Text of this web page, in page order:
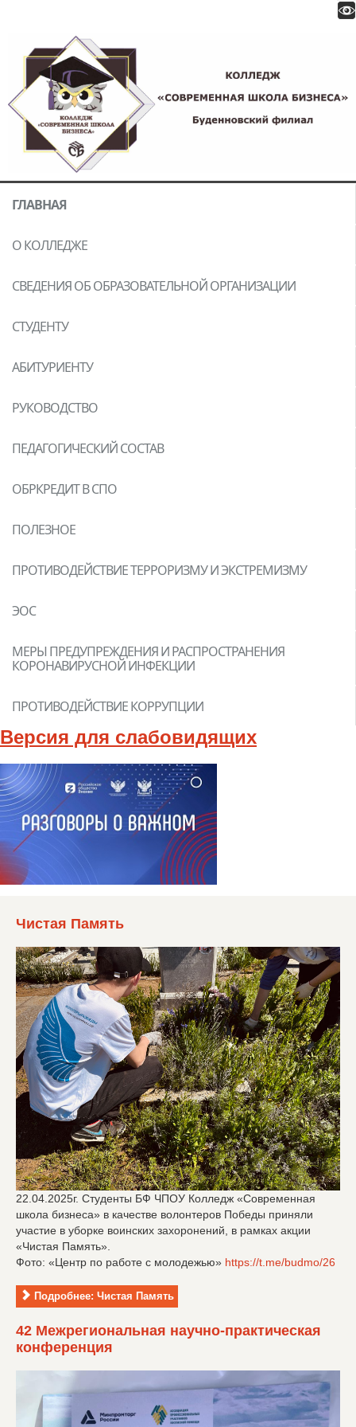
ГЛАВНАЯ
О КОЛЛЕДЖЕ
СВЕДЕНИЯ ОБ ОБРАЗОВАТЕЛЬНОЙ ОРГАНИЗАЦИИ
СТУДЕНТУ
АБИТУРИЕНТУ
РУКОВОДСТВО
ПЕДАГОГИЧЕСКИЙ СОСТАВ
ОБРКРЕДИТ В СПО
ПОЛЕЗНОЕ
ПРОТИВОДЕЙСТВИЕ ТЕРРОРИЗМУ И ЭКСТРЕМИЗМУ
ЭОС
МЕРЫ ПРЕДУПРЕЖДЕНИЯ И РАСПРОСТРАНЕНИЯ
КОРОНАВИРУСНОЙ ИНФЕКЦИИ
ПРОТИВОДЕЙСТВИЕ КОРРУПЦИИ
Версия для слабовидящих
Чистая Память
22.04.2025г. Студенты БФ ЧПОУ Колледж «Современная
школа бизнеса» в качестве волонтеров Победы приняли
участие в уборке воинских захоронений, в рамках акции
«Чистая Память».
Фото: «Центр по работе с молодежью» https://t.me/budmo/26
Подробнее: Чистая Память
42 Межрегиональная научно-практическая
конференция